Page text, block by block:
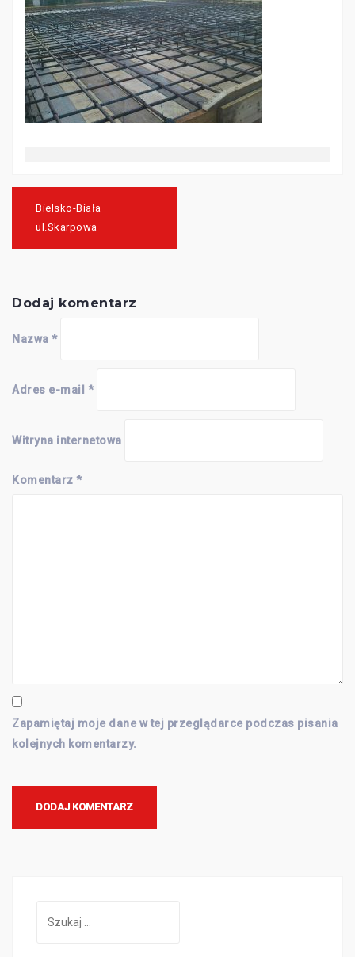
wpisu
Bielsko-Biała
ul.Skarpowa
Dodaj komentarz
Nazwa *
Adres e-mail *
Witryna internetowa
Komentarz *
Zapamiętaj moje dane w tej przeglądarce podczas pisania
kolejnych komentarzy.